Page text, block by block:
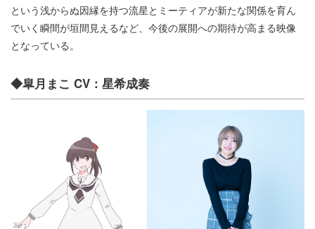
という浅からぬ因縁を持つ流星とミーティアが新たな関係を育ん
でいく瞬間が垣間見えるなど、今後の展開への期待が高まる映像
となっている。
◆皐月まこ CV：星希成奏